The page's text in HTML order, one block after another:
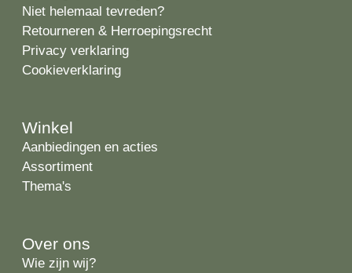
Niet helemaal tevreden?
Retourneren & Herroepingsrecht
Privacy verklaring
Cookieverklaring
Winkel
Aanbiedingen en acties
Assortiment
Thema's
Over ons
Wie zijn wij?